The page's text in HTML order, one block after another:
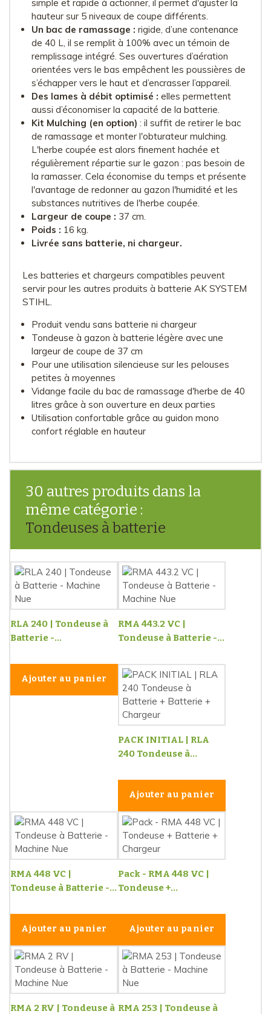
simple et rapide à actionner, il permet d'ajuster la
hauteur sur 5 niveaux de coupe différents.
Un bac de ramassage : rigide, d’une contenance
de 40 L, il se remplit à 100% avec un témoin de
remplissage intégré. Ses ouvertures d’aération
orientées vers le bas empêchent les poussières de
s’échapper vers le haut et d’encrasser l’appareil.
Des lames à débit optimisé : elles permettent
aussi d’économiser la capacité de la batterie.
Kit Mulching (en option) : il suffit de retirer le bac
de ramassage et monter l'obturateur mulching.
L'herbe coupée est alors finement hachée et
régulièrement répartie sur le gazon : pas besoin de
la ramasser. Cela économise du temps et présente
l'avantage de redonner au gazon l'humidité et les
substances nutritives de l'herbe coupée.
Largeur de coupe : 37 cm.
Poids : 16 kg.
Livrée sans batterie, ni chargeur.
Les batteries et chargeurs compatibles peuvent
servir pour les autres produits à batterie AK SYSTEM
STIHL.
Produit vendu sans batterie ni chargeur
Tondeuse à gazon à batterie légère avec une
largeur de coupe de 37 cm
Pour une utilisation silencieuse sur les pelouses
petites à moyennes
Vidange facile du bac de ramassage d'herbe de 40
litres grâce à son ouverture en deux parties
Utilisation confortable grâce au guidon mono
confort réglable en hauteur
30 autres produits dans la
même catégorie :
Tondeuses à batterie
RLA 240 | Tondeuse à
Batterie -...
Ajouter au panier
RMA 443.2 VC |
Tondeuse à Batterie -...
PACK INITIAL | RLA
240 Tondeuse à...
Ajouter au panier
RMA 448 VC |
Tondeuse à Batterie -...
Ajouter au panier
Pack - RMA 448 VC |
Tondeuse +...
Ajouter au panier
RMA 2 RV | Tondeuse à RMA 253 | Tondeuse à